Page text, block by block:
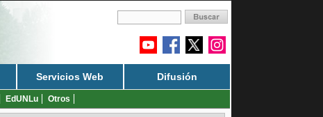
Servicios Web Difusión
EdUNLu Otros